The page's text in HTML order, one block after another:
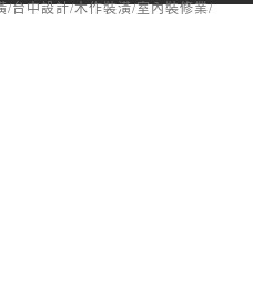
/台中設計/木作裝潢/室內裝修業/